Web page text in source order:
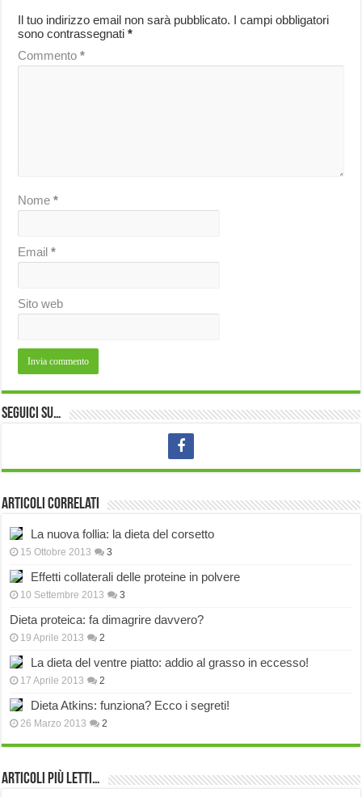
Il tuo indirizzo email non sarà pubblicato. I campi obbligatori
sono contrassegnati*
Commento*
Nome*
Email*
Sito web
Seguici su…
Articoli correlati
La nuova follia: la dieta del corsetto
15 Ottobre 2013 3
Effetti collaterali delle proteine in polvere
10 Settembre 2013 3
Dieta proteica: fa dimagrire davvero?
19 Aprile 2013 2
La dieta del ventre piatto: addio al grasso in eccesso!
17 Aprile 2013 2
Dieta Atkins: funziona? Ecco i segreti!
26 Marzo 2013 2
Articoli più Letti…